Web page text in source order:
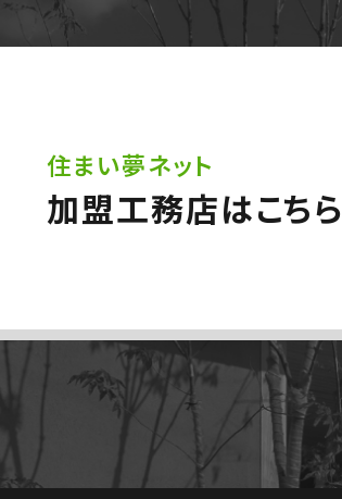
住まい夢ネット
加盟工務店はこちら